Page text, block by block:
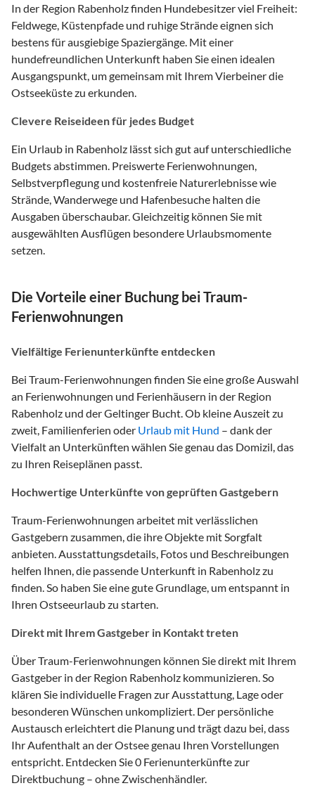
In der Region Rabenholz finden Hundebesitzer viel Freiheit:
Feldwege, Küstenpfade und ruhige Strände eignen sich
bestens für ausgiebige Spaziergänge. Mit einer
hundefreundlichen Unterkunft haben Sie einen idealen
Ausgangspunkt, um gemeinsam mit Ihrem Vierbeiner die
Ostseeküste zu erkunden.
Clevere Reiseideen für jedes Budget
Ein Urlaub in Rabenholz lässt sich gut auf unterschiedliche
Budgets abstimmen. Preiswerte Ferienwohnungen,
Selbstverpflegung und kostenfreie Naturerlebnisse wie
Strände, Wanderwege und Hafenbesuche halten die
Ausgaben überschaubar. Gleichzeitig können Sie mit
ausgewählten Ausflügen besondere Urlaubsmomente
setzen.
Die Vorteile einer Buchung bei Traum-
Ferienwohnungen
Vielfältige Ferienunterkünfte entdecken
Bei Traum-Ferienwohnungen finden Sie eine große Auswahl
an Ferienwohnungen und Ferienhäusern in der Region
Rabenholz und der Geltinger Bucht. Ob kleine Auszeit zu
zweit, Familienferien oder Urlaub mit Hund – dank der
Vielfalt an Unterkünften wählen Sie genau das Domizil, das
zu Ihren Reiseplänen passt.
Hochwertige Unterkünfte von geprüften Gastgebern
Traum-Ferienwohnungen arbeitet mit verlässlichen
Gastgebern zusammen, die ihre Objekte mit Sorgfalt
anbieten. Ausstattungsdetails, Fotos und Beschreibungen
helfen Ihnen, die passende Unterkunft in Rabenholz zu
finden. So haben Sie eine gute Grundlage, um entspannt in
Ihren Ostseeurlaub zu starten.
Direkt mit Ihrem Gastgeber in Kontakt treten
Über Traum-Ferienwohnungen können Sie direkt mit Ihrem
Gastgeber in der Region Rabenholz kommunizieren. So
klären Sie individuelle Fragen zur Ausstattung, Lage oder
besonderen Wünschen unkompliziert. Der persönliche
Austausch erleichtert die Planung und trägt dazu bei, dass
Ihr Aufenthalt an der Ostsee genau Ihren Vorstellungen
entspricht. Entdecken Sie 0 Ferienunterkünfte zur
Direktbuchung – ohne Zwischenhändler.